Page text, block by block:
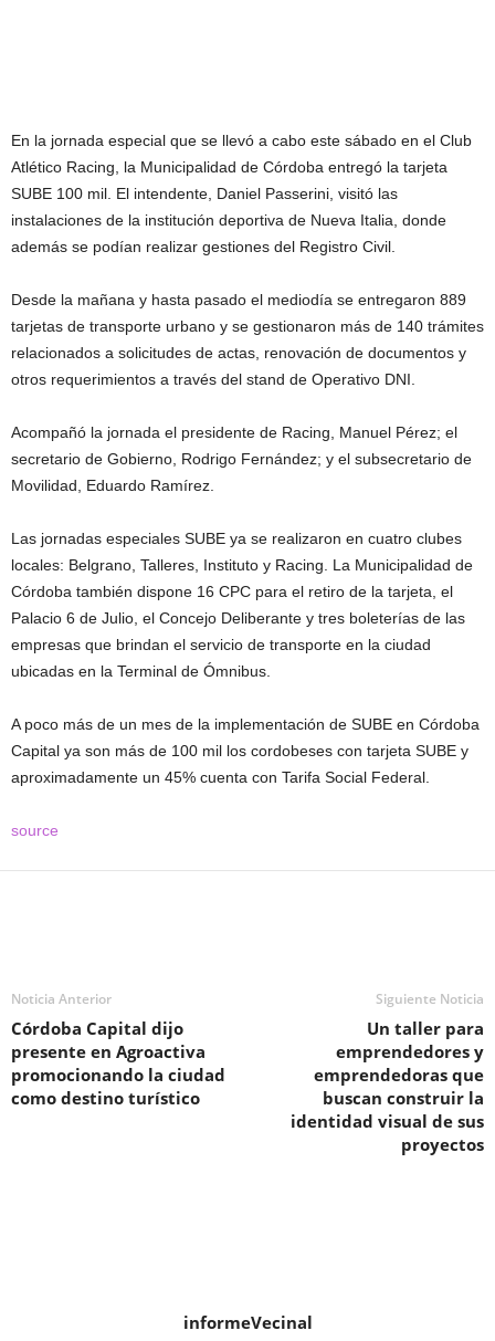
En la jornada especial que se llevó a cabo este sábado en el Club
Atlético Racing, la Municipalidad de Córdoba entregó la tarjeta
SUBE 100 mil. El intendente, Daniel Passerini, visitó las
instalaciones de la institución deportiva de Nueva Italia, donde
además se podían realizar gestiones del Registro Civil.
Desde la mañana y hasta pasado el mediodía se entregaron 889
tarjetas de transporte urbano y se gestionaron más de 140 trámites
relacionados a solicitudes de actas, renovación de documentos y
otros requerimientos a través del stand de Operativo DNI.
Acompañó la jornada el presidente de Racing, Manuel Pérez; el
secretario de Gobierno, Rodrigo Fernández; y el subsecretario de
Movilidad, Eduardo Ramírez.
Las jornadas especiales SUBE ya se realizaron en cuatro clubes
locales: Belgrano, Talleres, Instituto y Racing. La Municipalidad de
Córdoba también dispone 16 CPC para el retiro de la tarjeta, el
Palacio 6 de Julio, el Concejo Deliberante y tres boleterías de las
empresas que brindan el servicio de transporte en la ciudad
ubicadas en la Terminal de Ómnibus.
A poco más de un mes de la implementación de SUBE en Córdoba
Capital ya son más de 100 mil los cordobeses con tarjeta SUBE y
aproximadamente un 45% cuenta con Tarifa Social Federal.
source
Noticia Anterior
Córdoba Capital dijo
presente en Agroactiva
promocionando la ciudad
como destino turístico
Siguiente Noticia
Un taller para
emprendedores y
emprendedoras que
buscan construir la
identidad visual de sus
proyectos
informeVecinal